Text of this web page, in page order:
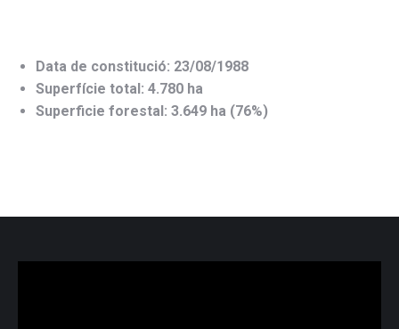
Data de constitució: 23/08/1988
Superfície total: 4.780 ha
Superficie forestal: 3.649 ha (76%)